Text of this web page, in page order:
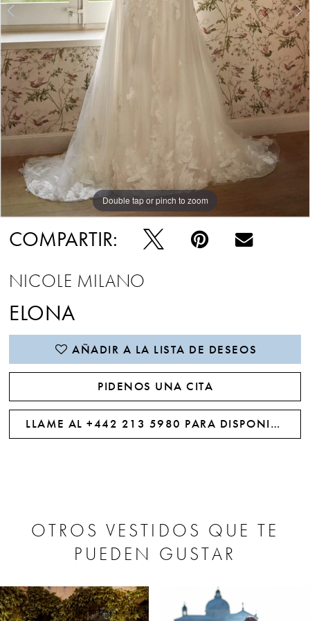
Double tap or pinch to zoom
Double tap or pinch to zoom
COMPARTIR:
NICOLE MILANO
ELONA
AÑADIR A LA LISTA DE DESEOS
PIDENOS UNA CITA
LLAME AL +442 213 5980 PARA DISPONIBILIDAD
OTROS VESTIDOS QUE TE
PUEDEN GUSTAR
Related
Products
Skip
to
AUTOPLAY
SLIDE
SLIDE
0